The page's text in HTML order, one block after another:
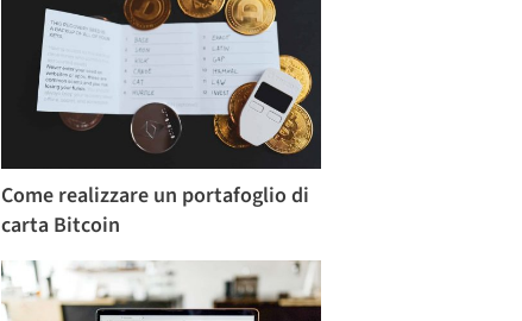
Come realizzare un portafoglio di
carta Bitcoin